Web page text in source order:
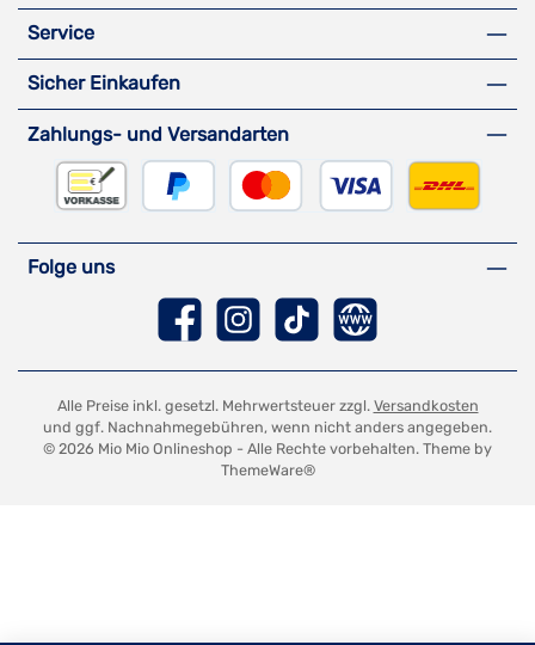
Service
Sicher Einkaufen
Folge uns
FacebookInstagram
TikTok Website
Zahlungs- und Versandarten
Alle Preise inkl. gesetzl. Mehrwertsteuer zzgl. Versandkosten
und ggf. Nachnahmegebühren, wenn nicht anders angegeben.
© 2026 Mio Mio Onlineshop - Alle Rechte vorbehalten. Theme by
ThemeWare®